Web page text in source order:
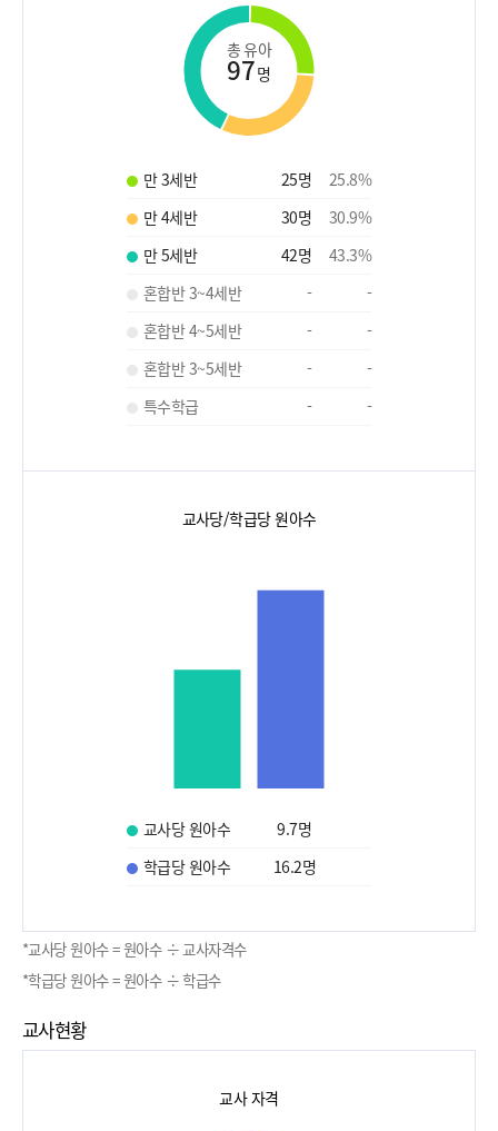
총 유아
97명
만 3세반 25명 25.8%
만 4세반
30명 30.9%
만 5세반
42명 43.3%
혼합반 3~4세반
-
-
혼합반 4~5세반
-
-
혼합반 3~5세반
-
-
특수학급
- -
교사당/학급당 원아수
교사당 원아수 9.7명
학급당 원아수
16.2명
*교사당 원아수 = 원아수 ÷ 교사자격수
*학급당 원아수 = 원아수 ÷ 학급수
교사현황
교사 자격